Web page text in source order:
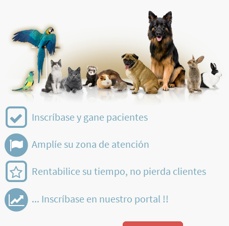
Inscríbase y gane pacientes
Amplíe su zona de atención
Rentabilice su tiempo, no pierda clientes
... Inscríbase en nuestro portal !!